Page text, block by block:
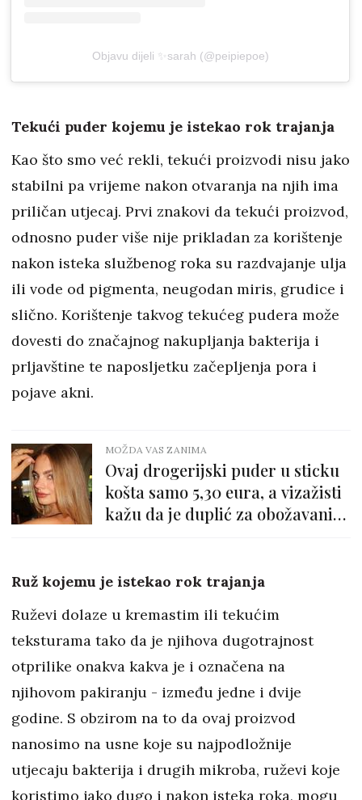
Objavu dijeli ✨sarah (@peipiepoe)
Tekući puder kojemu je istekao rok trajanja
Kao što smo već rekli, tekući proizvodi nisu jako
stabilni pa vrijeme nakon otvaranja na njih ima
priličan utjecaj. Prvi znakovi da tekući proizvod,
odnosno puder više nije prikladan za korištenje
nakon isteka službenog roka su razdvajanje ulja
ili vode od pigmenta, neugodan miris, grudice i
slično. Korištenje takvog tekućeg pudera može
dovesti do značajnog nakupljanja bakterija i
prljavštine te naposljetku začepljenja pora i
pojave akni.
MOŽDA VAS ZANIMA
Ovaj drogerijski puder u sticku
košta samo 5,30 eura, a vizažisti
kažu da je duplić za obožavani
Ruž kojemu je istekao rok trajanja
Ruževi dolaze u kremastim ili tekućim
teksturama tako da je njihova dugotrajnost
otprilike onakva kakva je i označena na
njihovom pakiranju - između jedne i dvije
godine. S obzirom na to da ovaj proizvod
nanosimo na usne koje su najpodložnije
utjecaju bakterija i drugih mikroba, ruževi koje
koristimo jako dugo i nakon isteka roka, mogu